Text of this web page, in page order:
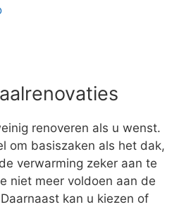
renoveren als u wenst.
om basiszaken als het dak,
verwarming zeker aan te
niet meer voldoen aan de
kan u kiezen of